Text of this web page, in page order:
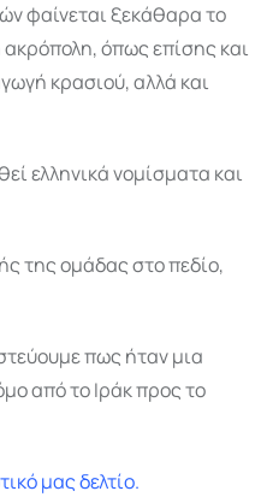
φαίνεται ξεκάθαρα το
ακρόπολη, όπως επίσης και
κρασιού, αλλά και
ελληνικά νομίσματα και
της ομάδας στο πεδίο,
πως ήταν μια
από το Ιράκ προς το
μας δελτίο.